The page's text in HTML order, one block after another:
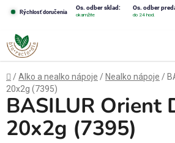
obsah
Rýchlosť doručenia
Os. odber sklad: Os. odber
okamžite do 24 hod.
Domov
/Alko a nealko nápoje / Nealko nápoje /
20x2g (7395)
BASILUR Orient
20x2g (7395)